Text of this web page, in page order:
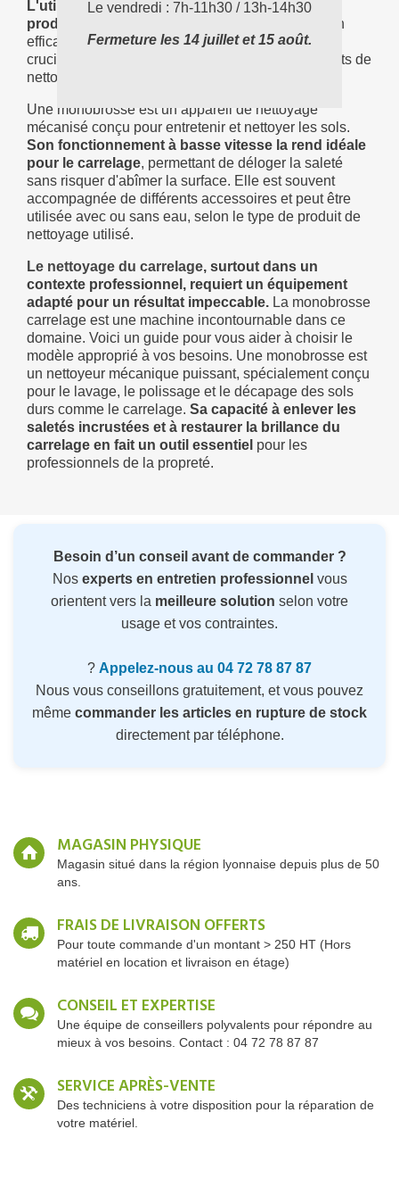
L'utilisation de l'eau en combinaison avec des
produits de nettoyage
spécifiques augmente son
efficacité, tout en restant économique, un aspect
crucial quand on considère le prix des équipements de
nettoyage professionnels.
Une monobrosse est un appareil de nettoyage
mécanisé conçu pour entretenir et nettoyer les sols.
Son fonctionnement à basse vitesse la rend idéale
pour le carrelage, permettant de déloger la saleté
sans risquer d'abîmer la surface. Elle est souvent
accompagnée de différents accessoires et peut être
utilisée avec ou sans eau, selon le type de produit de
nettoyage utilisé.
Le nettoyage du carrelage, surtout dans un
contexte professionnel, requiert un équipement
adapté pour un résultat impeccable. La monobrosse
carrelage est une machine incontournable dans ce
domaine. Voici un guide pour vous aider à choisir le
modèle approprié à vos besoins. Une monobrosse est
un nettoyeur mécanique puissant, spécialement conçu
pour le lavage, le polissage et le décapage des sols
durs comme le carrelage. Sa capacité à enlever les
saletés incrustées et à restaurer la brillance du
carrelage en fait un outil essentiel pour les
professionnels de la propreté.
Besoin d’un conseil avant de commander ?
Nos experts en entretien professionnel vous
orientent vers la meilleure solution selon votre
usage et vos contraintes.
? Appelez-nous au 04 72 78 87 87
Nous vous conseillons gratuitement, et vous pouvez
même commander les articles en rupture de stock
directement par téléphone.
MAGASIN PHYSIQUE
Magasin situé dans la région lyonnaise depuis plus de 50
ans.
FRAIS DE LIVRAISON OFFERTS
Pour toute commande d'un montant > 250 HT (Hors
matériel en location et livraison en étage)
CONSEIL ET EXPERTISE
Une équipe de conseillers polyvalents pour répondre au
mieux à vos besoins. Contact : 04 72 78 87 87
SERVICE APRÈS-VENTE
Des techniciens à votre disposition pour la réparation de
votre matériel.
Le vendredi : 7h-11h30 / 13h-14h30
Fermeture les 14 juillet et 15 août.